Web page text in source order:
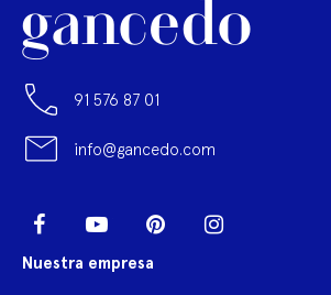
91 576 87 01
info@gancedo.com
Facebook YouTube Pinterest
Nuestra empresa